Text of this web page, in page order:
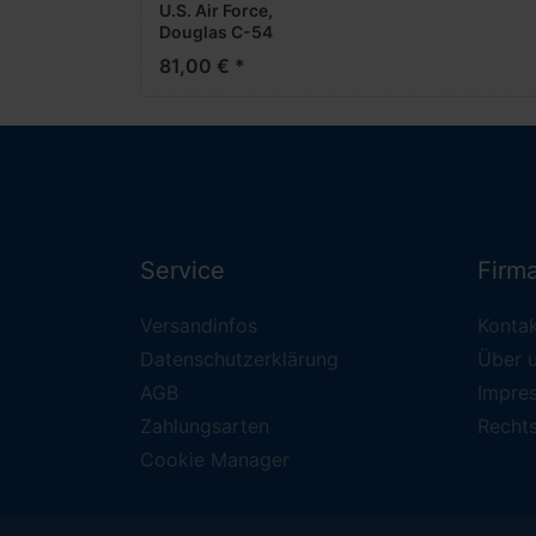
U.S. Air Force,
Douglas C-54
"Rosinenbomber", 44-
81,00 € *
Service
Versandinfos
Datenschutzerklärung
AGB
Zahlungsarten
Cookie Manager
Über